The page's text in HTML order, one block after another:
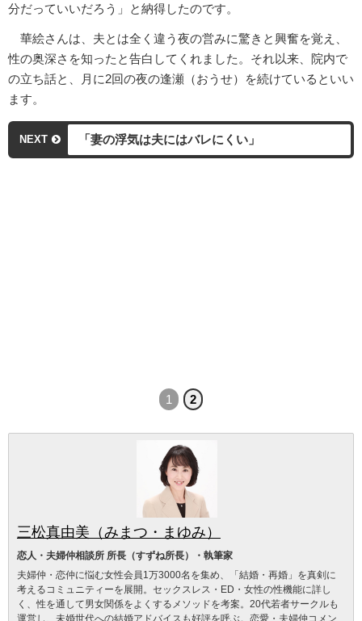
分だっていいだろう」と納得したのです。
華絵さんは、夫とは全く違う夜の営みに驚きと興奮を覚え、
性の奥深さを知ったと告白してくれました。それ以来、院内で
の立ち話と、月に2回の夜の逢瀬（おうせ）を続けているといい
ます。
NEXT 「妻の浮気は夫にはバレにくい」
1 2
三松真由美（みまつ・まゆみ）
恋人・夫婦仲相談所 所長（すずね所長）・執筆家
夫婦仲・恋仲に悩む女性会員1万3000名を集め、「結婚・再婚」を真剣に
考えるコミュニティーを展開。セックスレス・ED・女性の性機能に詳し
く、性を通して男女関係をよくするメソッドを考案。20代若者サークルも
運営し、未婚世代への結婚アドバイスも好評を呼ぶ。恋愛・夫婦仲コメン